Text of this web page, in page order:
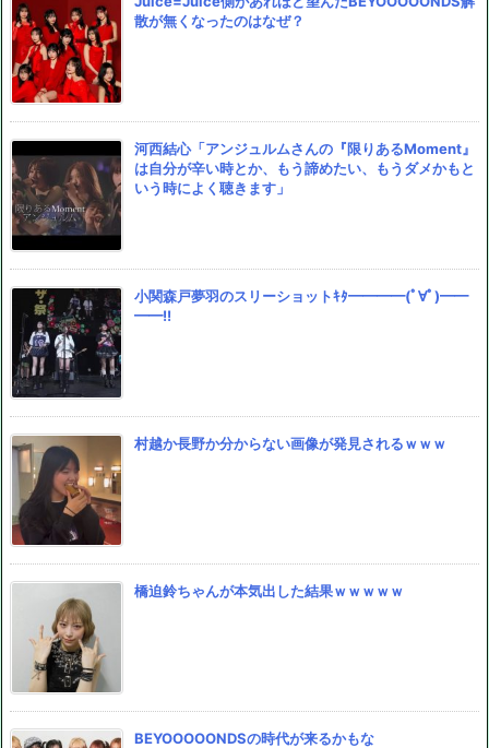
散が無くなったのはなぜ？
河西結心「アンジュルムさんの『限りあるMoment』
は自分が辛い時とか、もう諦めたい、もうダメかもと
いう時によく聴きます」
小関森戸夢羽のスリーショットｷﾀ━━━━(ﾟ∀ﾟ)━━
━━!!
村越か長野か分からない画像が発見されるｗｗｗ
橋迫鈴ちゃんが本気出した結果ｗｗｗｗｗ
BEYOOOOONDSの時代が来るかもな